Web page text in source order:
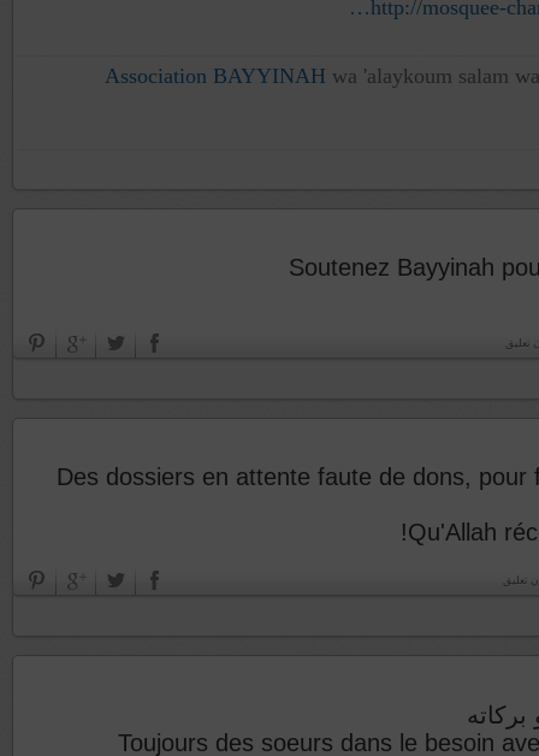
http://mosquee-
Association BAYYINAH wa 'alaykoum salam
Soutenez Bayyinah
تعليق
Des dossiers en attente faute de dons,
Qu'Allah
تعليق
Toujours des soeurs dans le besoin